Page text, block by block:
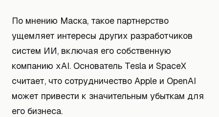
По мнению Маска, такое партнерство
ущемляет интересы других разработчиков
систем ИИ, включая его собственную
компанию xAI. Основатель Tesla и SpaceX
считает, что сотрудничество Apple и OpenAI
может привести к значительным убыткам для
его бизнеса.